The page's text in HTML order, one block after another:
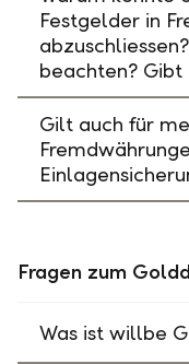
Festgelder in
beachten? Gibt
Gilt auch für
Fragen zum
Was ist willbe